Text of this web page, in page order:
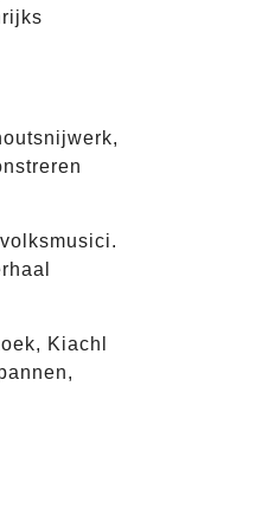
Kiachl